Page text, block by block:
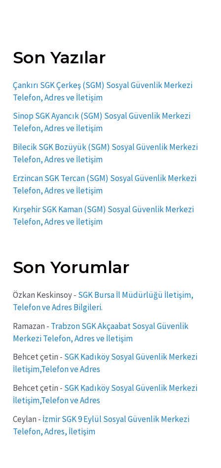
Son Yazılar
Çankırı SGK Çerkeş (SGM) Sosyal Güvenlik Merkezi
Telefon, Adres ve İletişim
Sinop SGK Ayancık (SGM) Sosyal Güvenlik Merkezi
Telefon, Adres ve İletişim
Bilecik SGK Bozüyük (SGM) Sosyal Güvenlik Merkezi
Telefon, Adres ve İletişim
Erzincan SGK Tercan (SGM) Sosyal Güvenlik Merkezi
Telefon, Adres ve İletişim
Kırşehir SGK Kaman (SGM) Sosyal Güvenlik Merkezi
Telefon, Adres ve İletişim
Son Yorumlar
Özkan Keskinsoy- SGK Bursa İl Müdürlüğü İletişim,
Telefon ve Adres Bilgileri.
Ramazan - Trabzon SGK Akçaabat Sosyal Güvenlik
Merkezi Telefon, Adres ve İletişim
Behcet çetin - SGK Kadıköy Sosyal Güvenlik Merkezi
İletişim,Telefon ve Adres
Behcet çetin - SGK Kadıköy Sosyal Güvenlik Merkezi
İletişim,Telefon ve Adres
Ceylan - İzmir SGK 9 Eylül Sosyal Güvenlik Merkezi
Telefon, Adres, İletişim